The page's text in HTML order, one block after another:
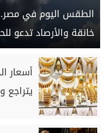
الطقس اليوم في
خانقة والأرصاد تدعو
يتراجع